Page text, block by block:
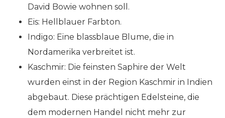
David Bowie wohnen soll.
Eis: Hellblauer Farbton.
Indigo: Eine blassblaue Blume, die in
Nordamerika verbreitet ist.
Kaschmir: Die feinsten Saphire der Welt
wurden einst in der Region Kaschmir in Indien
abgebaut. Diese prächtigen Edelsteine, die
dem modernen Handel nicht mehr zur